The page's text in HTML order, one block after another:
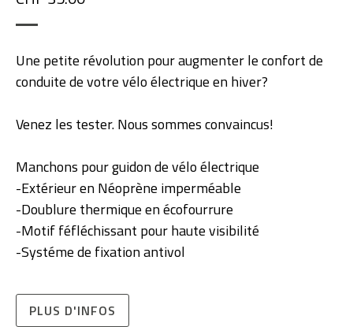
Une petite révolution pour augmenter le confort de
conduite de votre vélo électrique en hiver?
Venez les tester. Nous sommes convaincus!
Manchons pour guidon de vélo électrique
-Extérieur en Néoprène imperméable
-Doublure thermique en écofourrure
-Motif féfléchissant pour haute visibilité
-Systéme de fixation antivol
PLUS D'INFOS